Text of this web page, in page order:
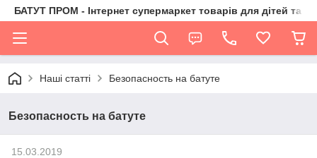
БАТУТ ПРОМ - Інтернет супермаркет товарів для дітей та їх
Наші статті Безопасность на батуте
Безопасность на батуте
15.03.2019